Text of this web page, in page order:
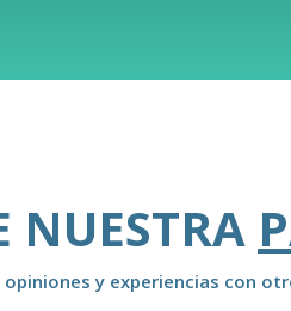
NUESTRA
y experiencias con